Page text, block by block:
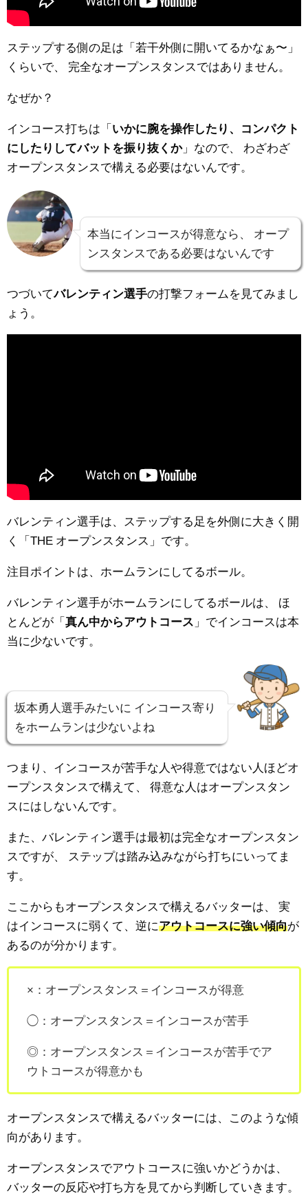
ステップする側の足は「若干外側に開いてるかなぁ〜」
くらいで、
完全なオープンスタンスではありません。
なぜか？
インコース打ちは「 いかに腕を操作したり、コンパクト
にしたりしてバットを振り抜くか」なので、
わざわざ
オープンスタンスで構える必要はないんです。
本当にインコースが得意なら、
オープ
ンスタンスである必要はないんです
つづいてバレンティン選手の打撃フォームを見てみまし
ょう。
バレンティン選手は、ステップする足を外側に大きく開
く「THE オープンスタンス」です。
注目ポイントは、ホームランにしてるボール。
バレンティン選手がホームランにしてるボールは、
ほ
とんどが「 真ん中からアウトコース 」でインコースは本
当に少ないです。
坂本勇人選手みたいに インコース寄り
をホームランは少ないよね
つまり、インコースが苦手な人や得意ではない人ほどオ
ープンスタンスで構えて、
得意な人はオープンスタン
スにはしないんです。
また、バレンティン選手は最初は完全なオープンスタン
スですが、
ステップは踏み込みながら打ちにいってま
す。
ここからもオープンスタンスで構えるバッターは、
実
はインコースに弱くて、逆にアウトコースに強い傾向が
あるのが分かります。
×：オープンスタンス＝インコースが得意
◯：オープンスタンス＝インコースが苦手
◎：オープンスタンス＝インコースが苦手でア
ウトコースが得意かも
オープンスタンスで構えるバッターには、このような傾
向があります。
オープンスタンスでアウトコースに強いかどうかは、
バッターの反応や打ち方を見てから判断していきます。